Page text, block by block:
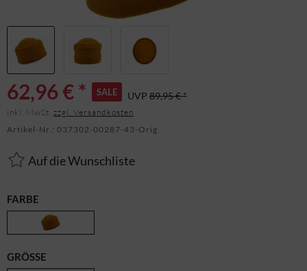
62,96 € * SALE UVP 89,95 € *
inkl. MwSt. zzgl. Versandkosten
Artikel-Nr.: 037302-00287-43-Orig
Auf die Wunschliste
FARBE
GRÖSSE